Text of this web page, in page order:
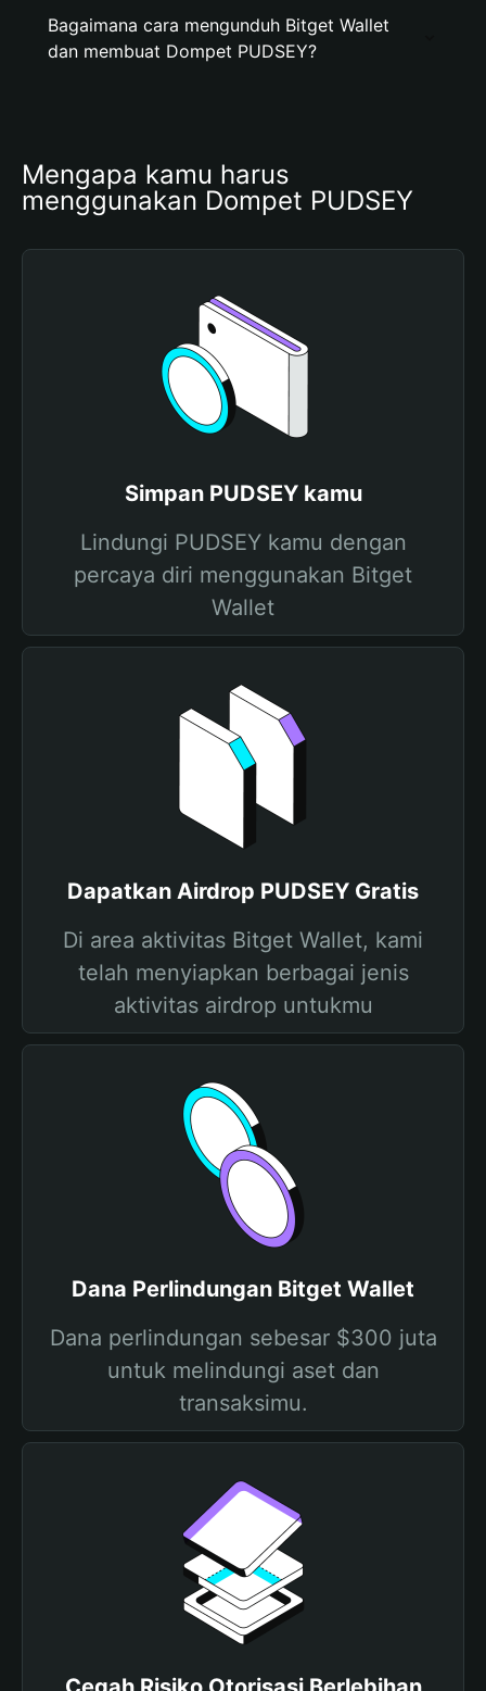
Bagaimana cara mengunduh Bitget Wallet
dan membuat Dompet PUDSEY?
Mengapa kamu harus
menggunakan Dompet PUDSEY
Simpan PUDSEY kamu
Lindungi PUDSEY kamu dengan
percaya diri menggunakan Bitget
Wallet
Dapatkan Airdrop PUDSEY Gratis
Di area aktivitas Bitget Wallet, kami
telah menyiapkan berbagai jenis
aktivitas airdrop untukmu
Dana Perlindungan Bitget Wallet
Dana perlindungan sebesar $300 juta
untuk melindungi aset dan
transaksimu.